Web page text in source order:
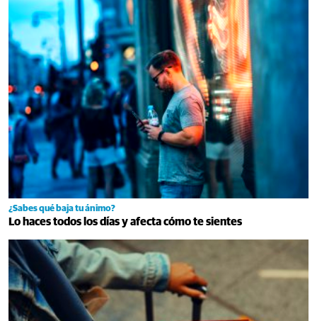
¿Sabes qué baja tu ánimo?
Lo haces todos los días y afecta cómo te sientes